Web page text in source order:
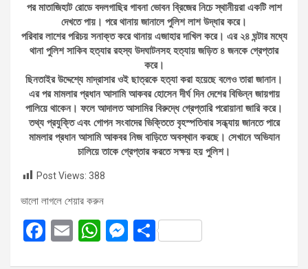
পর মাতাজিহাট রোডে বদলগাছির গাবনা ভোবন ব্রিজের নিচে স্থানীয়রা একটি লাশ
দেখতে পায়। পরে থানায় জানালে পুলিশ লাশ উদ্ধার করে।
পরিবার লাশের পরিচয় সনাক্ত করে থানায় এজাহার দাখিল করে। এর ২৪ ঘন্টার মধ্যে
থানা পুলিশ সাকিব হত্যার রহস্য উদঘাটনসহ হত্যায় জড়িত ৪ জনকে গ্রেপ্তার
করে।
ছিনতাইর উদ্দেশ্যে মাদ্রাসার ওই ছাত্রকে হত্যা করা হয়েছে বলেও তারা জানান।
এর পর মামলার প্রধান আসামি আকবর হোসেন দীর্ঘ দিন দেশের বিভিন্ন জায়গায়
পালিয়ে থাকেন। ফলে আদালত আসামির বিরুদ্ধে গ্রেপ্তারি পরোয়ানা জারি করে।
তথ্য প্রযুক্তি এবং গোপন সংবাদের ভিক্তিতে বৃহস্পতিবার সন্ধ্যায় জানতে পারে
মামলার প্রধান আসামি আকবর নিজ বাড়িতে অবস্থান করছে। সেখানে অভিযান
চালিয়ে তাকে গ্রেপ্তার করতে সক্ষয় হয় পুলিশ।
Post Views: 388
ভালো লাগলে শেয়ার করুন
F
E
W M S